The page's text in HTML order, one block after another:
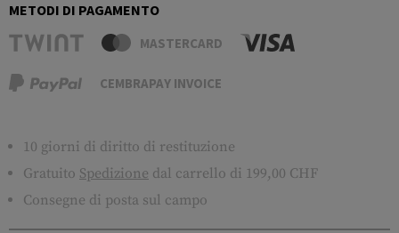
METODI DI PAGAMENTO
MASTERCARD
CEMBRAPAY INVOICE
10 giorni di diritto di restituzione
Gratuito Spedizione dal carrello di 199,00 CHF
Consegne di posta sul campo